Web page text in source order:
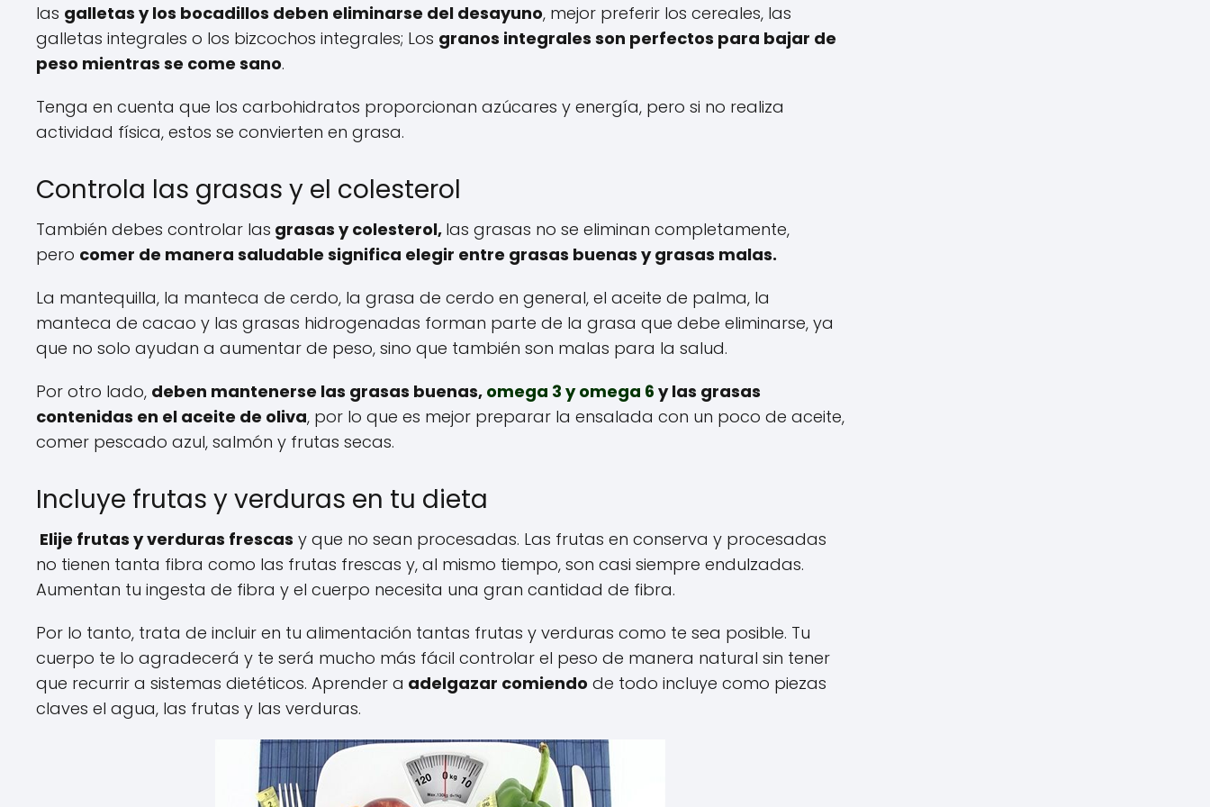
las galletas y los bocadillos deben eliminarse del desayuno, mejor preferir los cereales, las
galletas integrales o los bizcochos integrales; Los granos integrales son perfectos para bajar de
peso mientras se come sano.
Tenga en cuenta que los carbohidratos proporcionan azúcares y energía, pero si no realiza
actividad física, estos se convierten en grasa.
Controla las grasas y el colesterol
También debes controlar las grasas y colesterol, las grasas no se eliminan completamente,
pero comer de manera saludable significa elegir entre grasas buenas y grasas malas.
La mantequilla, la manteca de cerdo, la grasa de cerdo en general, el aceite de palma, la
manteca de cacao y las grasas hidrogenadas forman parte de la grasa que debe eliminarse, ya
que no solo ayudan a aumentar de peso, sino que también son malas para la salud.
Por otro lado, deben mantenerse las grasas buenas, omega 3 y omega 6 y las grasas
contenidas en el aceite de oliva, por lo que es mejor preparar la ensalada con un poco de aceite,
comer pescado azul, salmón y frutas secas.
Incluye frutas y verduras en tu dieta
Elije frutas y verduras frescas y que no sean procesadas. Las frutas en conserva y procesadas
no tienen tanta fibra como las frutas frescas y, al mismo tiempo, son casi siempre endulzadas.
Aumentan tu ingesta de fibra y el cuerpo necesita una gran cantidad de fibra.
Por lo tanto, trata de incluir en tu alimentación tantas frutas y verduras como te sea posible. Tu
cuerpo te lo agradecerá y te será mucho más fácil controlar el peso de manera natural sin tener
que recurrir a sistemas dietéticos. Aprender a adelgazar comiendo de todo incluye como piezas
claves el agua, las frutas y las verduras.